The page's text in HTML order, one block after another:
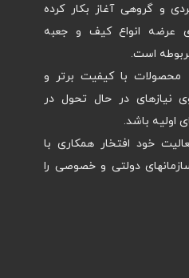
و گروهی آغاز بکار کرده
عرضه انواع کیف و جعبه
است.
محصولات با کیفیت برتر و
نیازهای در حال تحول در
اولیه باشد.
خود افتخار همکاری با
دولتی و خصوصی را